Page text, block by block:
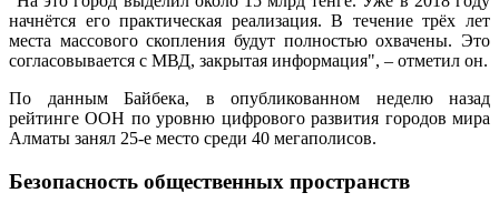
начнётся его практическая реализация. В течение трёх лет
места массового скопления будут полностью охвачены. Это
согласовывается с МВД, закрытая информация", – отметил он.
По данным Байбека, в опубликованном неделю назад
рейтинге ООН по уровню цифрового развития городов мира
Алматы занял 25-е место среди 40 мегаполисов.
Безопасность общественных пространств